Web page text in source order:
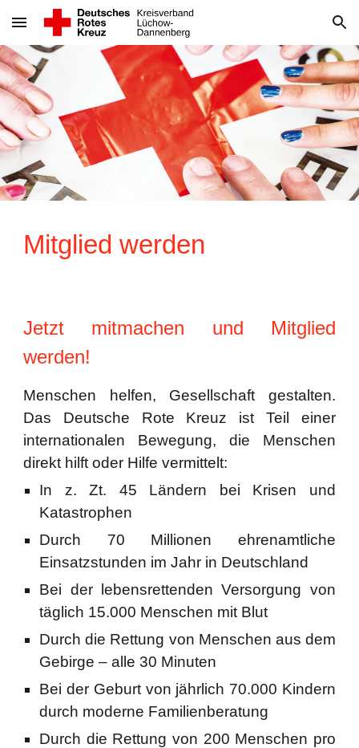
Skip to main content Skip to navigation
Mitglied werden
Jetzt mitmachen und Mitglied
werden!
Menschen helfen, Gesellschaft gestalten.
Das Deutsche Rote Kreuz ist Teil einer
internationalen Bewegung, die Menschen
direkt hilft oder Hilfe vermittelt:
In z. Zt. 45 Ländern bei Krisen und
Katastrophen
Durch 70 Millionen ehrenamtliche
Einsatzstunden im Jahr in Deutschland
Bei der lebensrettenden Versorgung von
täglich 15.000 Menschen mit Blut
Durch die Rettung von Menschen aus dem
Gebirge – alle 30 Minuten
Bei der Geburt von jährlich 70.000 Kindern
durch moderne Familienberatung
Durch die Rettung von 200 Menschen pro